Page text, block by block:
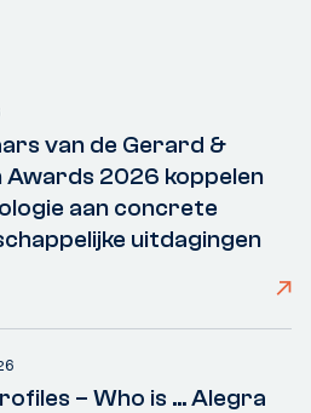
van de Gerard &
Awards 2026 koppelen
aan concrete
uitdagingen
– Who is ... Alegra